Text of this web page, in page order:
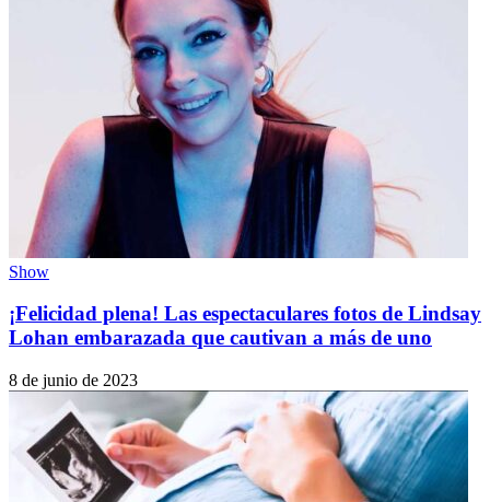
Show
¡Felicidad plena! Las espectaculares fotos de Lindsay
Lohan embarazada que cautivan a más de uno
8 de junio de 2023